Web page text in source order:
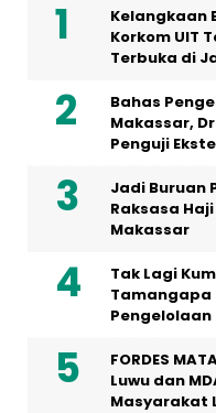
Kelangkaan
Korkom UIT
Terbuka di
Bahas
Makassar,
Penguji
Jadi Buruan
Raksasa
Makassar
Tak Lagi
Tamangapa
Pengelolaan
FORDES
Luwu dan
Masyarakat